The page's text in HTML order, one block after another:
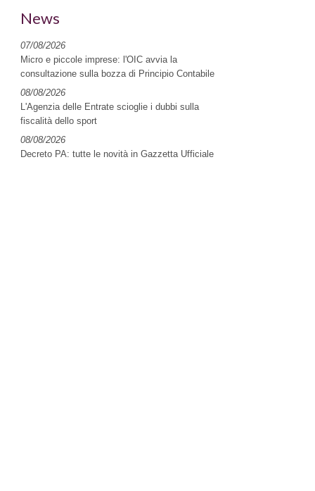
News
07/08/2026
Micro e piccole imprese: l'OIC avvia la
consultazione sulla bozza di Principio Contabile
08/08/2026
L'Agenzia delle Entrate scioglie i dubbi sulla
fiscalità dello sport
08/08/2026
Decreto PA: tutte le novità in Gazzetta Ufficiale